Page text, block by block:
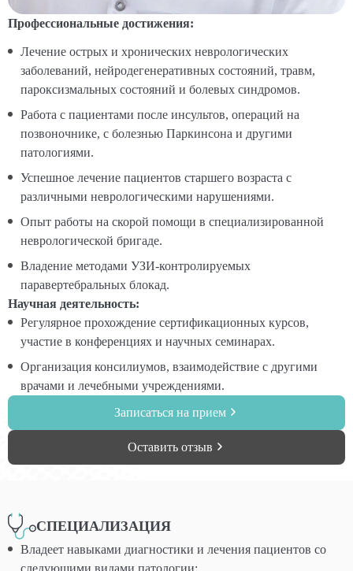
Профессиональные достижения:
Лечение острых и хронических неврологических
заболеваний, нейродегенеративных состояний, травм,
пароксизмальных состояний и болевых синдромов.
Работа с пациентами после инсультов, операций на
позвоночнике, с болезнью Паркинсона и другими
патологиями.
Успешное лечение пациентов старшего возраста с
различными неврологическими нарушениями.
Опыт работы на скорой помощи в специализированной
неврологической бригаде.
Владение методами УЗИ-контролируемых
паравертебральных блокад.
Научная деятельность:
Регулярное прохождение сертификационных курсов,
участие в конференциях и научных семинарах.
Организация консилиумов, взаимодействие с другими
врачами и лечебными учреждениями.
Записаться на прием
Оставить отзыв
СПЕЦИАЛИЗАЦИЯ
Владеет навыками диагностики и лечения пациентов со
следующими видами патологии: